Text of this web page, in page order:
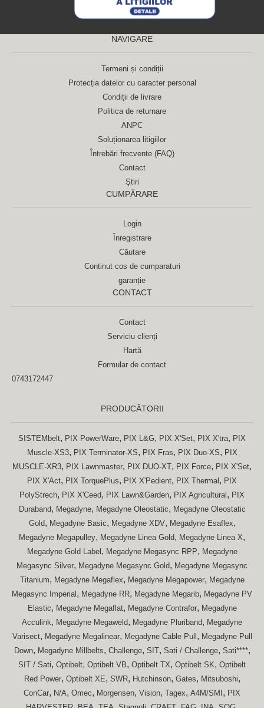
NAVIGARE
Termeni și condiții
Protecția datelor cu caracter personal
Condiții de livrare
Politica de returnare
ANPC
Soluționarea litigiilor
Întrebări frecvente (FAQ)
Contact
Ştiri
CUMPĂRARE
Login
Înregistrare
Căutare
Continut cos de cumparaturi
garanție
CONTACT
Contact
Serviciu clienți
Hartă
Formular de contact
0743172447
PRODUCĂTORII
SISTEMbelt, PIX PowerWare, PIX L&G, PIX X'Set, PIX X'tra, PIX
Muscle-XS3, PIX Terminator-XS, PIX Fras, PIX Duo-XS, PIX
MUSCLE-XR3, PIX Lawnmaster, PIX DUO-XT, PIX Force, PIX X'Set,
PIX X'Act, PIX TorquePlus, PIX X'Pedient, PIX Thermal , PIX
PolyStrech, PIX X'Ceed, PIX Lawn&Garden, PIX Agricultural , PIX
Duraband, Megadyne, Megadyne Oleostatic, Megadyne Oleostatic
Gold, Megadyne Basic, Megadyne XDV, Megadyne Esaflex,
Megadyne Megapulley, Megadyne Linea Gold, Megadyne Linea X,
Megadyne Gold Label , Megadyne Megasync RPP, Megadyne
Megasync Silver, Megadyne Megasync Gold, Megadyne Megasync
Titanium, Megadyne Megaflex, Megadyne Megapower, Megadyne
Megasync Imperial , Megadyne RR, Megadyne Megarib, Megadyne PV
Elastic, Megadyne Megaflat, Megadyne Contrafor, Megadyne
Acculink, Megadyne Megaweld, Megadyne Pluriband, Megadyne
Varisect, Megadyne Megalinear, Megadyne Cable Pull , Megadyne Pull
Down, Megadyne Millbelts, Challenge, SIT, Sati / Challenge, Sati****,
SIT / Sati, Optibelt, Optibelt VB, Optibelt TX, Optibelt SK, Optibelt
Red Power, Optibelt XE, SWR, Hutchinson, Gates, Mitsuboshi,
ConCar, N/A, Omec, Morgensen, Vision, Tagex, A4M/SMI , PIX